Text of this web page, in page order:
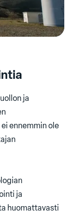
ja
ennemmin ole
ja
huomattavasti